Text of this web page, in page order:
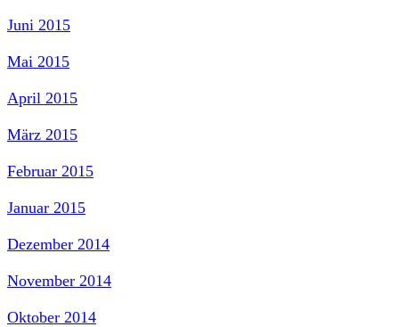
Juni 2015
Mai 2015
April 2015
März 2015
Februar 2015
Januar 2015
Dezember 2014
November 2014
Oktober 2014